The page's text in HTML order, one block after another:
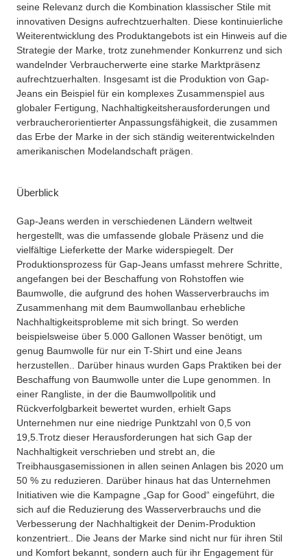
seine Relevanz durch die Kombination klassischer Stile mit
innovativen Designs aufrechtzuerhalten. Diese kontinuierliche
Weiterentwicklung des Produktangebots ist ein Hinweis auf die
Strategie der Marke, trotz zunehmender Konkurrenz und sich
wandelnder Verbraucherwerte eine starke Marktpräsenz
aufrechtzuerhalten. Insgesamt ist die Produktion von Gap-
Jeans ein Beispiel für ein komplexes Zusammenspiel aus
globaler Fertigung, Nachhaltigkeitsherausforderungen und
verbraucherorientierter Anpassungsfähigkeit, die zusammen
das Erbe der Marke in der sich ständig weiterentwickelnden
amerikanischen Modelandschaft prägen.
Überblick
Gap-Jeans werden in verschiedenen Ländern weltweit
hergestellt, was die umfassende globale Präsenz und die
vielfältige Lieferkette der Marke widerspiegelt. Der
Produktionsprozess für Gap-Jeans umfasst mehrere Schritte,
angefangen bei der Beschaffung von Rohstoffen wie
Baumwolle, die aufgrund des hohen Wasserverbrauchs im
Zusammenhang mit dem Baumwollanbau erhebliche
Nachhaltigkeitsprobleme mit sich bringt. So werden
beispielsweise über 5.000 Gallonen Wasser benötigt, um
genug Baumwolle für nur ein T-Shirt und eine Jeans
herzustellen.. Darüber hinaus wurden Gaps Praktiken bei der
Beschaffung von Baumwolle unter die Lupe genommen. In
einer Rangliste, in der die Baumwollpolitik und
Rückverfolgbarkeit bewertet wurden, erhielt Gaps
Unternehmen nur eine niedrige Punktzahl von 0,5 von
19,5.Trotz dieser Herausforderungen hat sich Gap der
Nachhaltigkeit verschrieben und strebt an, die
Treibhausgasemissionen in allen seinen Anlagen bis 2020 um
50 % zu reduzieren. Darüber hinaus hat das Unternehmen
Initiativen wie die Kampagne „Gap for Good“ eingeführt, die
sich auf die Reduzierung des Wasserverbrauchs und die
Verbesserung der Nachhaltigkeit der Denim-Produktion
konzentriert.. Die Jeans der Marke sind nicht nur für ihren Stil
und Komfort bekannt, sondern auch für ihr Engagement für